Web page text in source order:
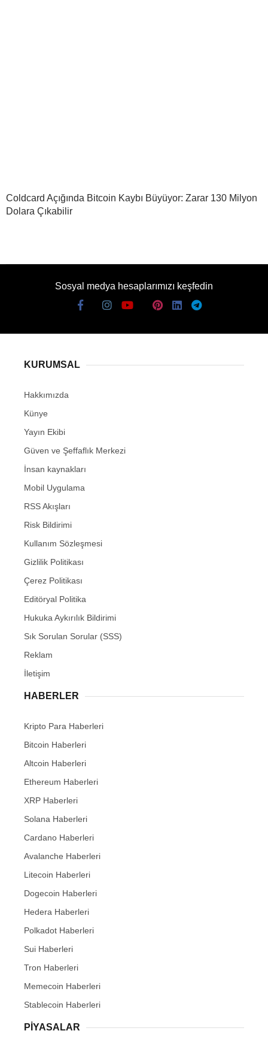
Coldcard Açığında Bitcoin Kaybı Büyüyor: Zarar 130 Milyon
Dolara Çıkabilir
Sosyal medya hesaplarımızı keşfedin
KURUMSAL
Hakkımızda
Künye
Yayın Ekibi
Güven ve Şeffaflık Merkezi
İnsan kaynakları
Mobil Uygulama
RSS Akışları
Risk Bildirimi
Kullanım Sözleşmesi
Gizlilik Politikası
Çerez Politikası
Editöryal Politika
Hukuka Aykırılık Bildirimi
Sık Sorulan Sorular (SSS)
Reklam
İletişim
HABERLER
Kripto Para Haberleri
Bitcoin Haberleri
Altcoin Haberleri
Ethereum Haberleri
XRP Haberleri
Solana Haberleri
Cardano Haberleri
Avalanche Haberleri
Litecoin Haberleri
Dogecoin Haberleri
Hedera Haberleri
Polkadot Haberleri
Sui Haberleri
Tron Haberleri
Memecoin Haberleri
Stablecoin Haberleri
PIYASALAR